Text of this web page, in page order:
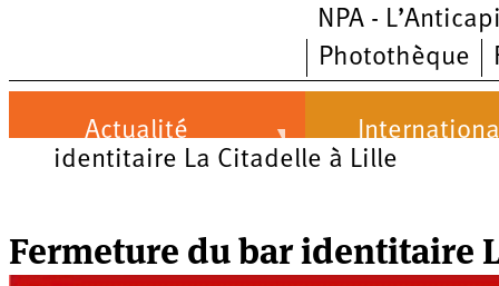
contenu
principal
NPA -
Photothèque
Actualité
Entreprises
Chine
identitaire La Citadelle à Lille
Fermeture du bar identitaire